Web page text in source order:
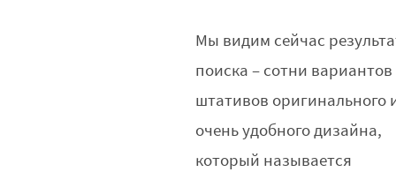
Мы видим сейчас
поиска – сотни вариантов
штативов оригинального
очень удобного дизайна,
который называется